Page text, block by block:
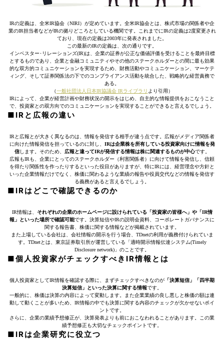
IRの定義は、全米IR協会（NIRI）が定めています。全米IR協会とは、株式市場の関係者や企
業のIR担当者などがIRの拠りどころとしている機関です。これまでにIRの定義は2度変更され
ており、現在の定義は2003年に発表されました。
この最新のIRの定義は、次の通りです。
インベスター･リレーションズ(IR)は、企業の証券が公正な価値評価を受けることを最終目標
とするものであり、企業と金融コミュニティやその他のステークホルダーとの間に最も効果
的な双方的コミュニケーションを実現するため、財務活動やコミュニケーション、マーケテ
ィング、そして証券関係法の下でのコンプライアンス活動を統合した、戦略的な経営責務で
ある。
（一般社団法人日本IR協議会 IRライブラリ より引用）
IRによって、企業が経営計画や財務状況の開示をはじめ、自主的な情報提供をおこなうこと
で、投資家との双方向でのコミュニケーションを実現することができると言えるでしょう。
■IRと広報の違い
IRと広報とが大きく異なるのは、情報を発信する相手が違う点です。広報がメディア関係者
に向けた情報発信を担っているのに対し、 IRは企業株を所有している投資家向けに情報を発
信します。そのため、 広報と違ってIRが発信する情報は株に関連するものが中心です。
広報もIRも、企業にとってのステークホルダー（利害関係者）に向けて情報を発信し、信頼
を得たり関係性を作ったりするといった役目がありますが、特にIRには、経営理念や方針と
いった企業情報だけでなく、株価に関わるような業績の報告や役員交代などの情報を発信す
る義務があると言えるでしょう。
■IRはどこで確認できるのか
IR情報は、 それぞれの企業のホームページに設けられている「投資家の皆様へ」や「IR情
報」といった場所で確認可能です。決算短信やIRの説明会資料、コーポレートガバナンスに
関する報告書、株価に関する情報などが掲載されています。
また上場している会社は、会社情報の開示を行う場合、TDnetの利用が義務付けられていま
す。TDnetとは、東京証券取引所が運営している「適時開示情報伝達システム(Timely
Disclosure network)」のことです。
■個人投資家がチェックすべきIR情報とは
個人投資家としてIR情報を確認する際に、まずチェックすべきなのが 「決算短信」「四半期
決算短信」といった決算に関する情報です。
一般的に、株価は決算の内容によって変動します。また企業業績の良し悪しと株価の額は連
動して動くことが多いため、IR情報の中でも決算に関する内容のチェックが欠かせないポイ
ントです。
さらに、企業の業績予想修正が、決算発表よりも前におこなわれることがあります。この業
績予想修正も大切なチェックポイントです。
■IRは企業研究に役立つ